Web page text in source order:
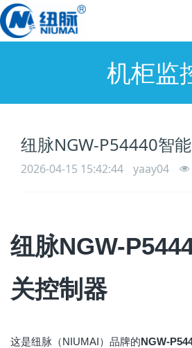
机柜监
纽脉NGW-P54440智
2026-04-15 15:42:44 yaay04
纽脉NGW-
关控制器
这是纽脉（NIUMAI）品牌的NGW-